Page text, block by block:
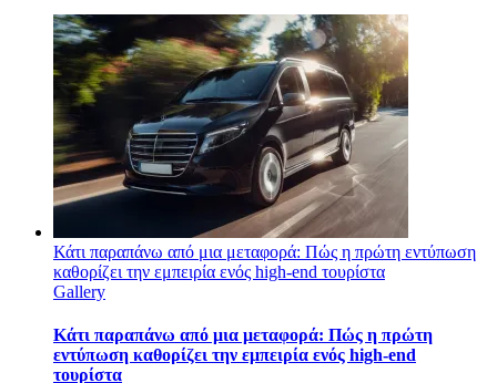
Κάτι παραπάνω από μια μεταφορά: Πώς η πρώτη εντύπωση
καθορίζει την εμπειρία ενός high-end τουρίστα
Gallery
Κάτι παραπάνω από μια μεταφορά: Πώς η πρώτη
εντύπωση καθορίζει την εμπειρία ενός high-end
τουρίστα